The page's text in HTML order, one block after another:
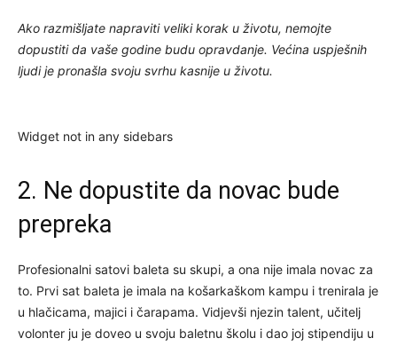
Ako razmišljate napraviti veliki korak u životu, nemojte
dopustiti da vaše godine budu opravdanje. Većina uspješnih
ljudi je pronašla svoju svrhu kasnije u životu.
Widget not in any sidebars
2. Ne dopustite da novac bude
prepreka
Profesionalni satovi baleta su skupi, a ona nije imala novac za
to. Prvi sat baleta je imala na košarkaškom kampu i trenirala je
u hlačicama, majici i čarapama. Vidjevši njezin talent, učitelj
volonter ju je doveo u svoju baletnu školu i dao joj stipendiju u